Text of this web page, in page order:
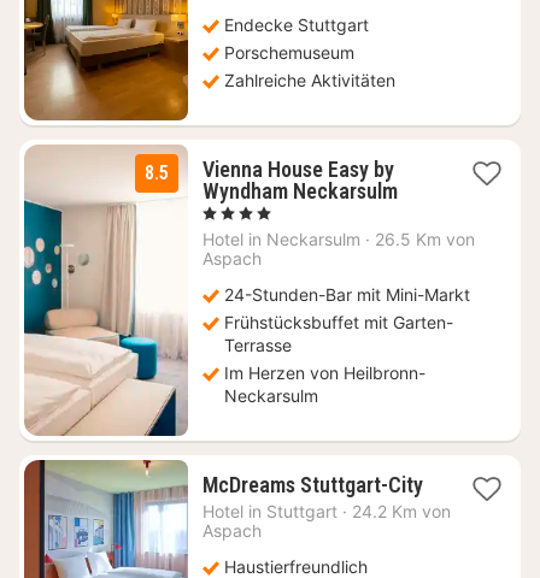
€
Endecke Stuttgart
Porschemuseum
Zahlreiche Aktivitäten
8.5
Vienna House Easy by
Wyndham Neckarsulm2
ab
, 4 Sterne
Hotel in Neckarsulm · 26.5 Km von
Aspach
24-Stunden-Bar mit Mini-Markt
Frühstücksbuffet mit Garten-
Terrasse
Im Herzen von Heilbronn-
Neckarsulm
McDreams Stuttgart-City1
Nacht
Hotel in Stuttgart · 24.2 Km von
Aspach
Haustierfreundlich